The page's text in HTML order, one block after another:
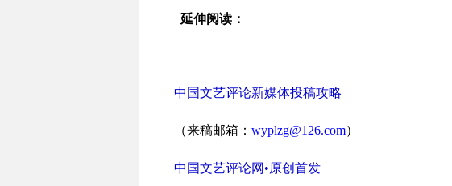
延伸阅读：
中国文艺评论新媒体投稿攻略
（来稿邮箱： wyplzg@126.com）
中国文艺评论网•原创首发